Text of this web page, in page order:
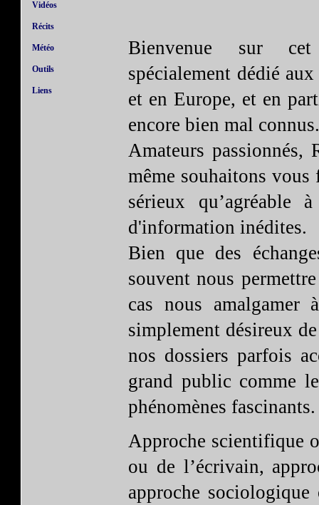
Vidéos
Récits
Météo
Outils
Liens
Bienvenue sur cet
spécialement dédié
et en Europe, et en
encore bien mal connus.
Amateurs passionnés,
même souhaitons
sérieux
d'information inédites.
Bien que des
souvent nous
cas nous amalgamer
simplement désireux
nos dossiers parfois
grand public comme
phénomènes fascinants.
Approche scientifique
ou de l’écrivain,
approche